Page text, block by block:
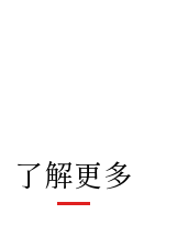
了解更多